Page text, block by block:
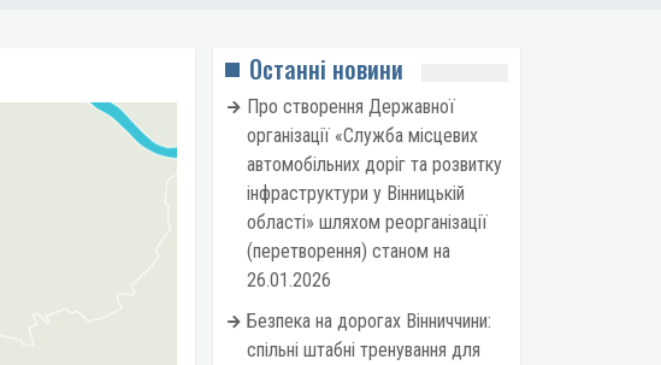
Останні новини
Про створення Державної
організації «Служба місцевих
автомобільних доріг та розвитку
інфраструктури у Вінницькій
області» шляхом реорганізації
(перетворення) станом на
26.01.2026
Безпека на дорогах Вінниччини:
спільні штабні тренування для